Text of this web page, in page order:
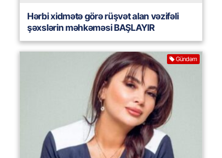
Hərbi xidmətə görə rüşvət alan vəzifəli
şəxslərin məhkəməsi BAŞLAYIR
Gündəm